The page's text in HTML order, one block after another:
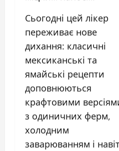
Сьогодні цей лікер
переживає нове
дихання: класичні
мексиканські та
ямайські рецепти
доповнюються
крафтовими
з одиничних ферм,
холодним
заварюванням і